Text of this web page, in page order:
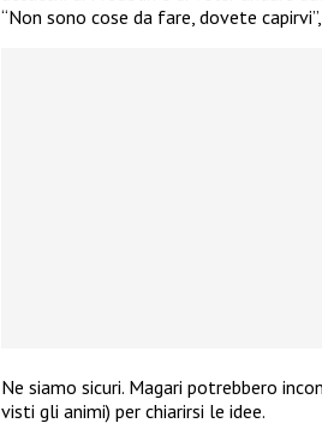
“Non sono cose da fare, dovete
Ne siamo sicuri. Magari potrebbero
visti gli animi) per chiarirsi le idee.